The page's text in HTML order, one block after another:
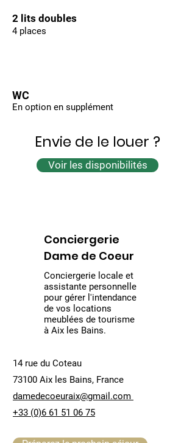
2 lits doubles
4 places
WC
En option en supplément
Envie de le louer ?
Voir les disponibilités
Conciergerie
Dame de Coeur
Conciergerie locale et
assistante personnelle
pour gérer l'intendance
de vos locations
meublées de tourisme
à Aix les Bains.
14 rue du Coteau
73100 Aix les Bains, France
damedecoeuraix@gmail.com
+33 (0)6 61 51 06 75